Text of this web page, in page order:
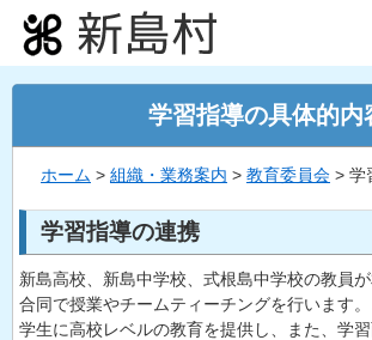
本
文
へ
移
学習指導の具体的内
ホーム > 組織・業務案内 > 教育委員会 > 学
学習指導の連携
新島高校、新島中学校、式根島中学校の教員が
合同で授業やチームティーチングを行います
学生に高校レベルの教育を提供し、また、学